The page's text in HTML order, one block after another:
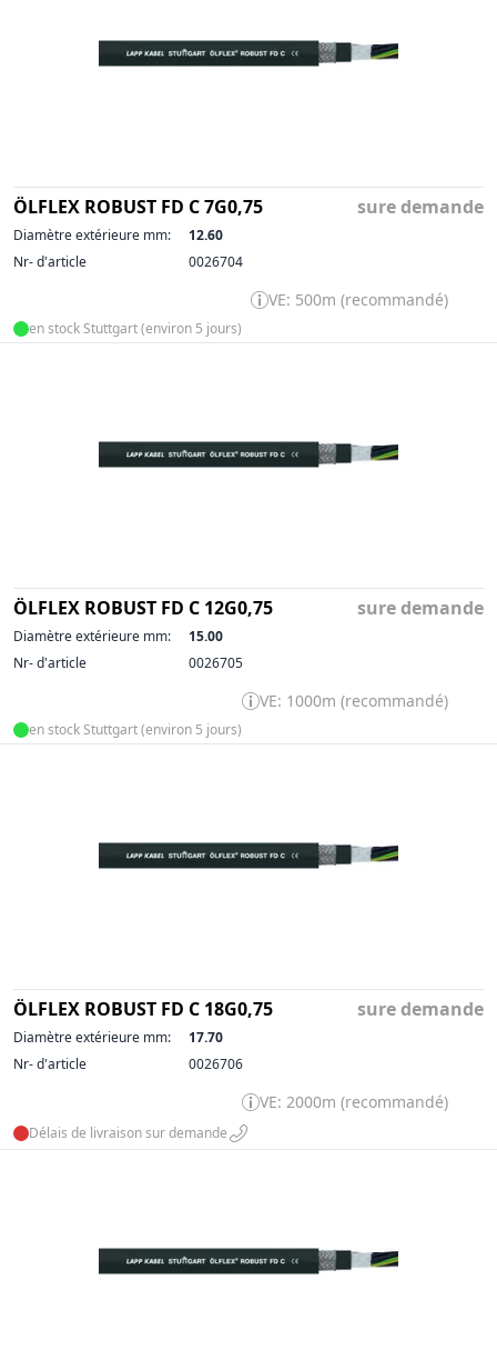
ÖLFLEX ROBUST FD C 7G0,75 sure demande
Diamètre extérieure mm:
12.60
Nr- d'article
0026704
VE: 500m (recommandé)
en stock Stuttgart (environ 5 jours)
ÖLFLEX ROBUST FD C 12G0,75 sure demande
Diamètre extérieure mm:
15.00
Nr- d'article
0026705
VE: 1000m (recommandé)
en stock Stuttgart (environ 5 jours)
ÖLFLEX ROBUST FD C 18G0,75 sure demande
Diamètre extérieure mm:
17.70
Nr- d'article
0026706
VE: 2000m (recommandé)
Délais de livraison sur demande